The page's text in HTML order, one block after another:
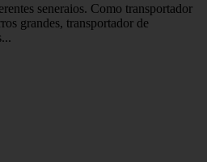
seneraios. Como transportador
grandes, transportador de